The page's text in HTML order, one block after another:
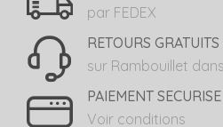
par FEDEX
RETOURS
sur Rambouillet
PAIEMENT SECURISE
Voir conditions